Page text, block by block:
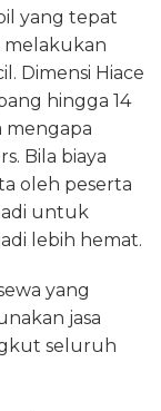
yang tepat
melakukan
Dimensi Hiace
hingga 14
mengapa
Bila biaya
oleh peserta
untuk
lebih hemat.
yang
jasa
seluruh